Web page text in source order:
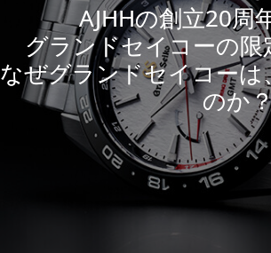
AJHHの創立20周
グランドセイコーの限
なぜグランドセイコーは
のか